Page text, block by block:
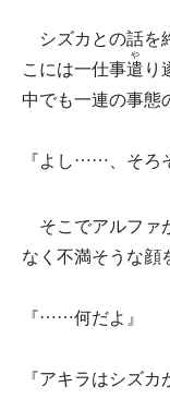
シズカとの話を
こには一仕事遣
や
り
中でも一連の事態
『よし……、そろ
そこでアルファ
なく不満そうな顔
『……何だよ』
『アキラはシズ